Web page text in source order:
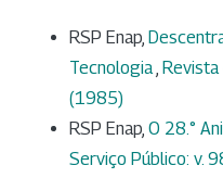
RSP Enap,
Tecnologia, Revista
(1985)
RSP Enap, O 28.°
Serviço Público: v.